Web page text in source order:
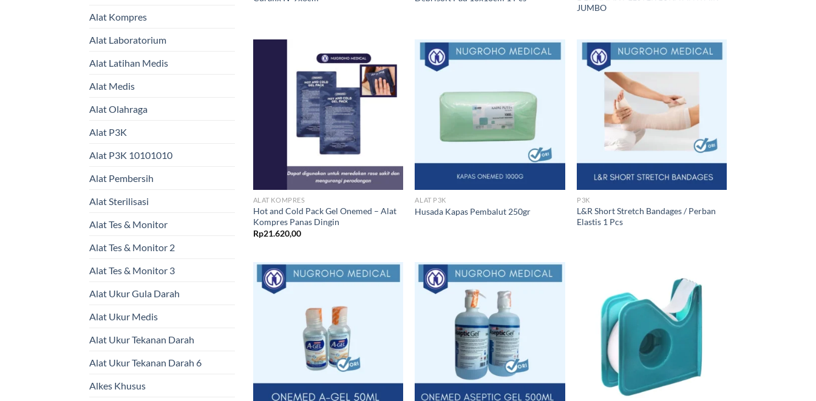
Alat Kompres
Alat Laboratorium
Alat Latihan Medis
Alat Medis
Alat Olahraga
Alat P3K
Alat P3K 10101010
Alat Pembersih
Alat Sterilisasi
Alat Tes & Monitor
Alat Tes & Monitor 2
Alat Tes & Monitor 3
Alat Ukur Gula Darah
Alat Ukur Medis
Alat Ukur Tekanan Darah
Alat Ukur Tekanan Darah 6
Alkes Khusus
JUMBO
ALAT KOMPRES
Hot and Cold Pack Gel Onemed – Alat
Kompres Panas Dingin
Rp21.620,00
ALAT P3K
Husada Kapas Pembalut 250gr
P3K
L&R Short Stretch Bandages / Perban
Elastis 1 Pcs